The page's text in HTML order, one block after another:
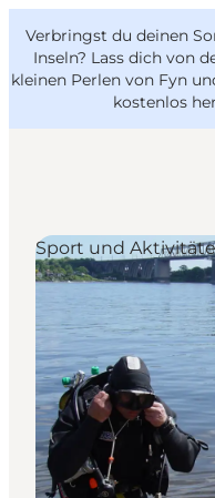
Verbringst du deinen
Inseln? Lass dich von
kleinen Perlen von Fyn
kostenlos
Reise Ideen
Outdoor & bike
Essen & trinken
Übernachtung
VisitFyn
Deutsch
Sport und